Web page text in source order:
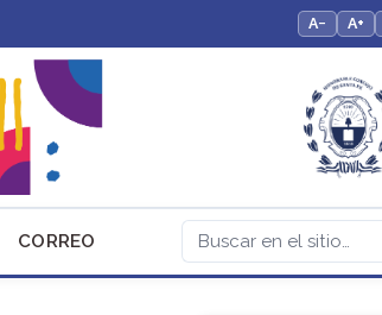
A− A+
CORREO